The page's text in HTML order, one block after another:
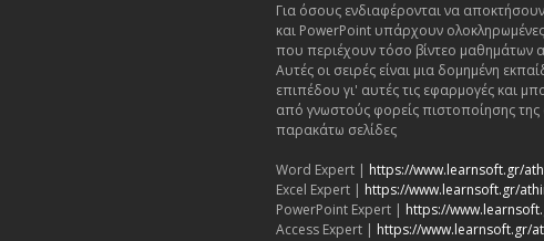
Για όσους ενδιαφέρονται να
και PowerPoint υπάρχουν
που περιέχουν τόσο βίντεο μαθημάτων
Αυτές οι σειρές είναι μια δομημένη
επιπέδου γι' αυτές τις εφαρμογές και
από γνωστούς φορείς πιστοποίησης
παρακάτω σελίδες
Word Expert | https://www.learnsoft.gr/
Excel Expert | https://www.learnsoft.gr/
PowerPoint Expert | https://
Access Expert | https://www.learnsoft.gr/